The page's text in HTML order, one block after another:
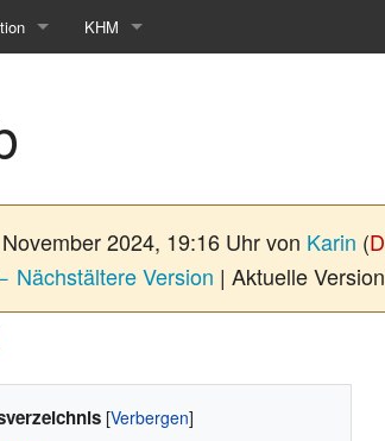
Änderungen
KHM
2024, 19:16 Uhr von Karin (
Nächstältere Version | Aktuelle